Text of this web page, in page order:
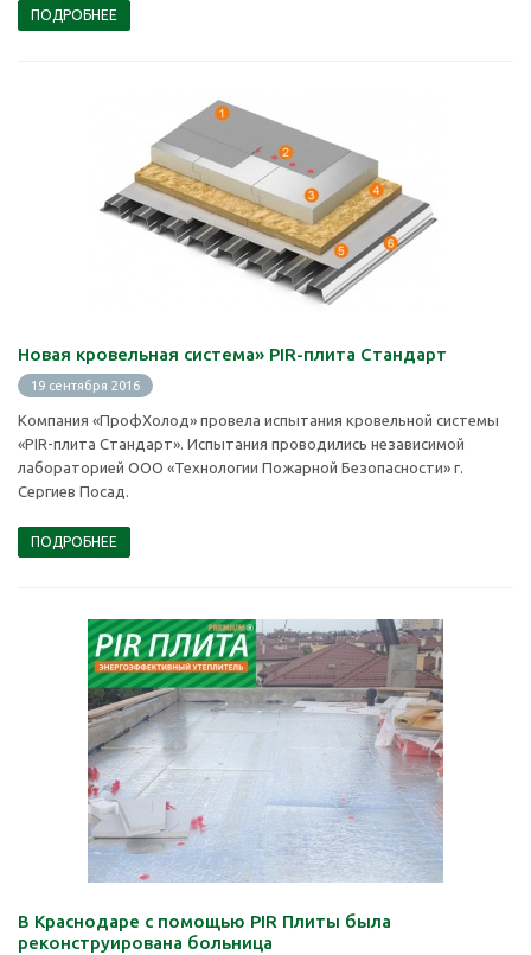
ПОДРОБНЕЕ
Новая кровельная система» PIR-плита Стандарт
19 сентября 2016
Компания «ПрофХолод» провела испытания кровельной системы
«PIR-плита Стандарт». Испытания проводились независимой
лабораторией ООО «Технологии Пожарной Безопасности» г.
Сергиев Посад.
ПОДРОБНЕЕ
В Краснодаре с помощью PIR Плиты была
реконструирована больница